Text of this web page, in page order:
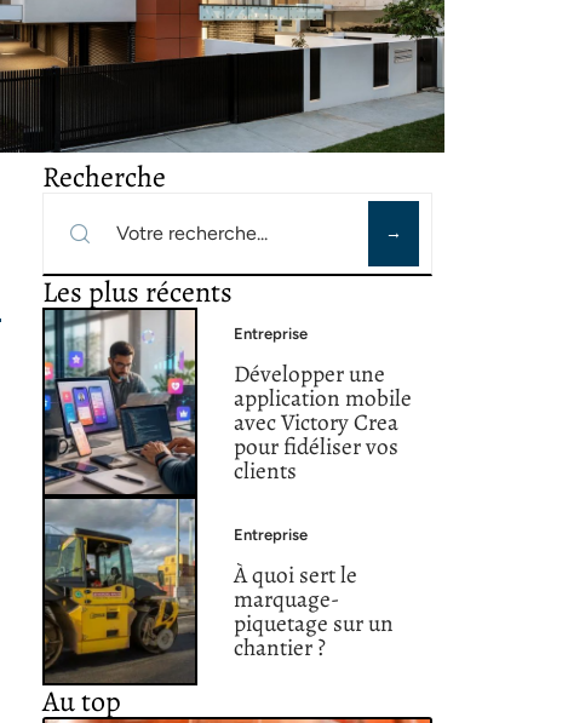
Recherche
Les plus récents
Entreprise
Développer une
application mobile
avec Victory Crea
pour fidéliser vos
clients
Entreprise
À quoi sert le
marquage-
piquetage sur un
chantier ?
Au top